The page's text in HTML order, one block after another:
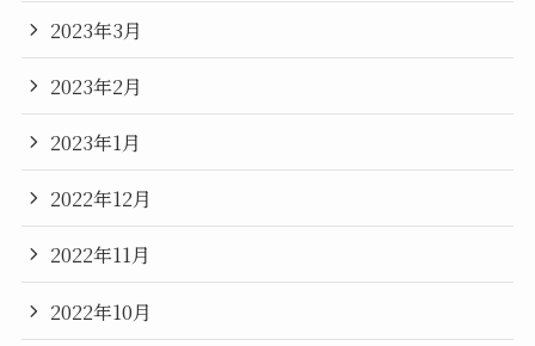
2023年3月
2023年2月
2023年1月
2022年12月
2022年11月
2022年10月